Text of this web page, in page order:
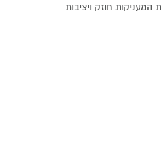
המעניקות חוזק ויציבות